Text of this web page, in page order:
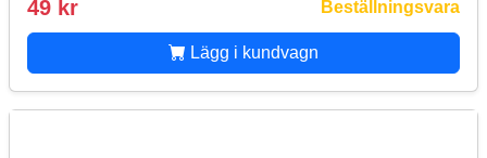
49 kr Beställningsvara
Lägg i kundvagn